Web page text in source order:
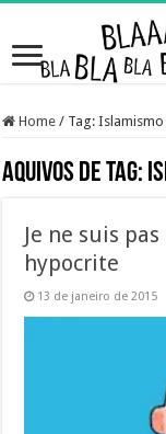
Home / Tag:Islamismo
Aquivos de Tag:
Je ne suis
hypocrite
13 de janeiro de 2015